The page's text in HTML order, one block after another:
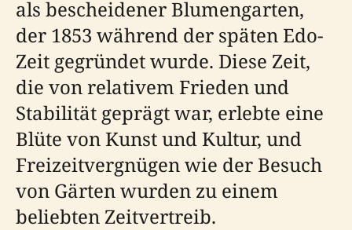
als bescheidener Blumengarten,
der 1853 während der späten Edo-
Zeit gegründet wurde. Diese Zeit,
die von relativem Frieden und
Stabilität geprägt war, erlebte eine
Blüte von Kunst und Kultur, und
Freizeitvergnügen wie der Besuch
von Gärten wurden zu einem
beliebten Zeitvertreib.